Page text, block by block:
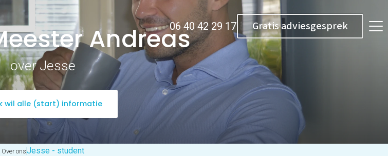
06 40 42 29 17 Gratis adviesgesprek
Andreas
over Jesse
wil alle (start) informatie
Over onsJesse - student